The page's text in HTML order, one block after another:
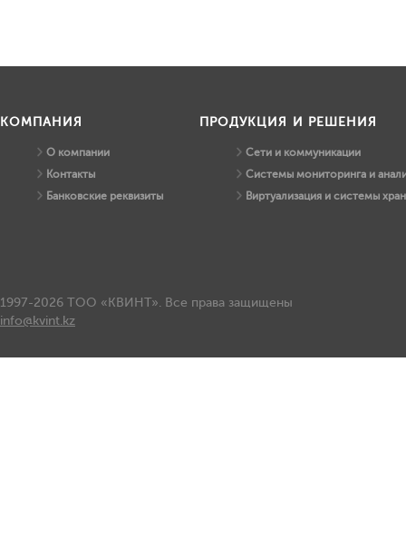
КОМПАНИЯ
О компании
Контакты
Банковские реквизиты
ПРОДУКЦИЯ И РЕШЕНИЯ
Сети и коммуникации
Системы мониторинга и
Виртуализация и системы
1997-2026 ТОО «КВИНТ». Все права защищены
info@kvint.kz